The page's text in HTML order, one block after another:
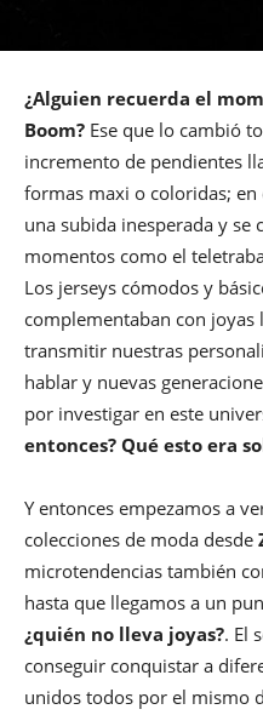
¿Alguien recuerda el
Boom? Ese que lo cambió
incremento de pendientes
formas maxi o coloridas;
una subida inesperada y
momentos como el
Los jerseys cómodos y
complementaban con joyas
transmitir nuestras
hablar y nuevas
por investigar en este
entonces? Qué esto era
Y entonces empezamos a
colecciones de moda desde
microtendencias también
hasta que llegamos a un
¿quién no lleva joyas?. El
conseguir conquistar a
unidos todos por el mismo